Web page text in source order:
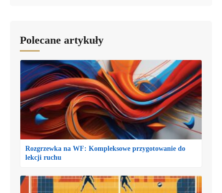
Polecane artykuły
Rozgrzewka na WF: Kompleksowe przygotowanie do
lekcji ruchu